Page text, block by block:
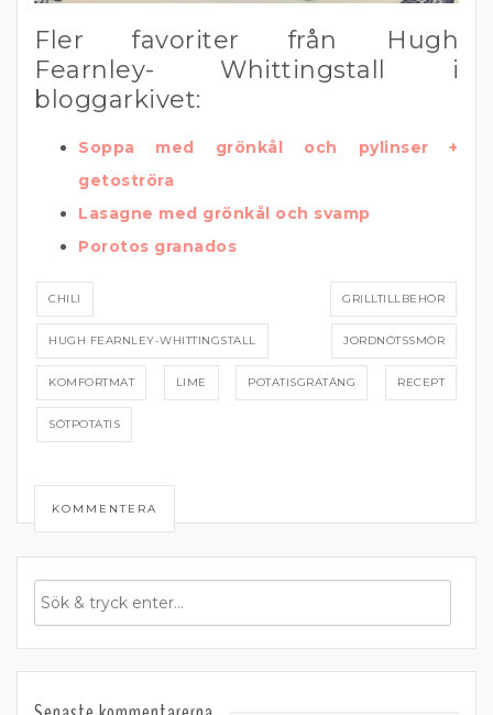
Fler favoriter från Hugh
Fearnley- Whittingstall i
bloggarkivet:
Soppa med grönkål och pylinser +
getoströra
Lasagne med grönkål och svamp
Porotos granados
CHILI GRILLTILLBEHÖR
HUGH FEARNLEY-WHITTINGSTALL JORDNÖTSSMÖR
KOMFORTMAT LIME POTATISGRATÄNG RECEPT
SÖTPOTATIS
KOMMENTERA